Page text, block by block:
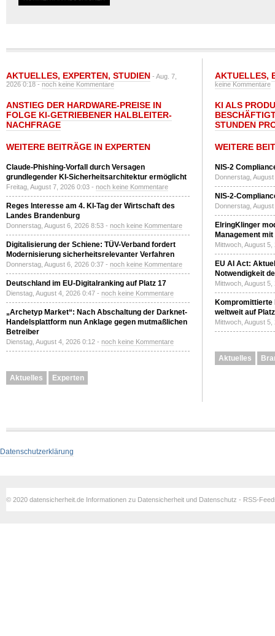
AKTUELLES, EXPERTEN, STUDIEN - Aug. 7,
2026 0:18 -noch keine Kommentare
ANSTIEG DER HARDWARE-PREISE IN
FOLGE KI-GETRIEBENER HALBLEITER-
NACHFRAGE
WEITERE BEITRÄGE IN EXPERTEN
Claude-Phishing-Vorfall durch Versagen
grundlegender KI-Sicherheitsarchitektur ermöglicht
Freitag, August 7, 2026 0:03 - noch keine Kommentare
Reges Interesse am 4. KI-Tag der Wirtschaft des
Landes Brandenburg
Donnerstag, August 6, 2026 8:53 - noch keine Kommentare
Digitalisierung der Schiene: TÜV-Verband fordert
Modernisierung sicherheitsrelevanter Verfahren
Donnerstag, August 6, 2026 0:37 - noch keine Kommentare
Deutschland im EU-Digitalranking auf Platz 17
Dienstag, August 4, 2026 0:47 - noch keine Kommentare
„Archetyp Market“: Nach Abschaltung der Darknet-
Handelsplattform nun Anklage gegen mutmaßlichen
Betreiber
Dienstag, August 4, 2026 0:12 - noch keine Kommentare
Aktuelles Experten
AKTUELLES,
keine Kommentare
KI ALS
STUNDEN
WEITERE
NIS-2
Donnerstag,
NIS-2-
Donnerstag,
ElringKlinger
Management
Mittwoch, August
EU AI Act:
Notwendigkeit
Mittwoch, August
Kompromittierte
weltweit auf
Mittwoch, August
Aktuelles
Datenschutzerklärung
© 2020 datensicherheit.de Informationen zu Datensicherheit und Datenschutz - RSS-